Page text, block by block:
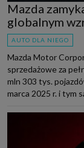
Mazda
globalnym
AUTO DLA NIEGO
Mazda Motor
sprzedażowe za
mln 303 tys.
marca 2025 r. i tym